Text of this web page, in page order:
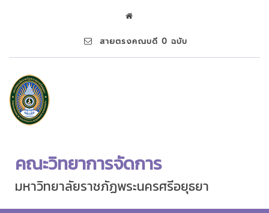
สายตรงคณบดี 0 ฉบับ
คณะวิทยาการจัดการ
มหาวิทยาลัยราชภัฏพระนครศรีอยุธยา